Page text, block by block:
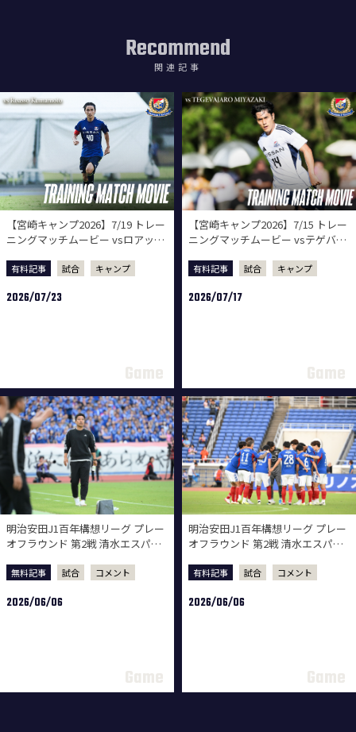
Recommend
関連記事
【宮崎キャンプ2026】7/19 トレー
ニングマッチムービー vsロアッソ
有料記事 試合 キャンプ
2026/07/23
【宮崎キャンプ2026】7/15 トレー
ニングマッチムービー vsテゲバジ
有料記事 試合 キャンプ
2026/07/17
明治安田J1百年構想リーグ プレー
オフラウンド 第2戦 清水エスパル
無料記事 試合 コメント
2026/06/06
明治安田J1百年構想リーグ プレー
オフラウンド 第2戦 清水エスパル
有料記事 試合 コメント
2026/06/06